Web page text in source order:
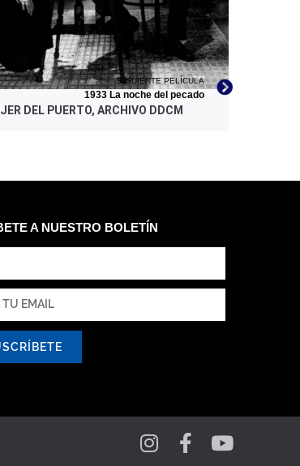
DEL PUERTO, ARCHIVO DDCM
SIGUIENTE PELÍCULA
1933 La noche del pecado
A NUESTRO BOLETÍN